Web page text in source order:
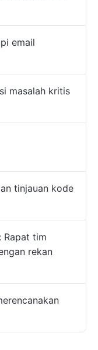
email
masalah kritis
tinjauan kode
Rapat tim
rekan